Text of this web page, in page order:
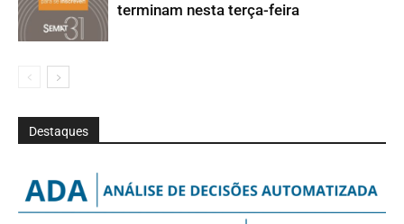
terminam nesta terça-feira
Destaques